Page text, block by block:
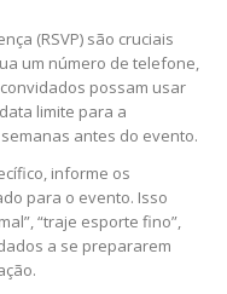
(RSVP) são cruciais
um número de telefone,
possam usar
limite para a
antes do evento.
informe os
para o evento. Isso
“traje esporte fino”,
a se prepararem